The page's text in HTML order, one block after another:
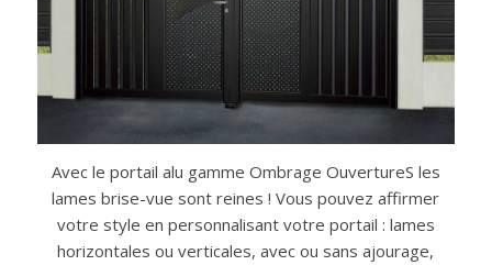
Avec le portail alu gamme Ombrage OuvertureS les
lames brise-vue sont reines ! Vous pouvez affirmer
votre style en personnalisant votre portail : lames
horizontales ou verticales, avec ou sans ajourage,